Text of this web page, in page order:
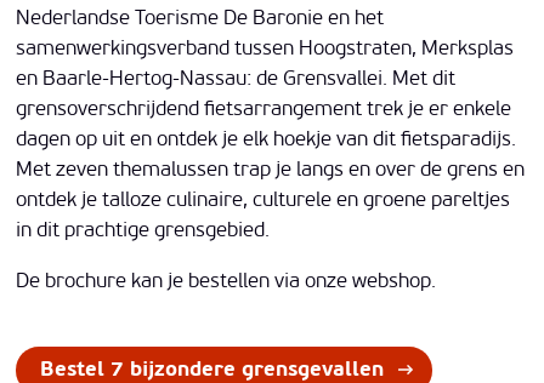
Nederlandse Toerisme De Baronie en het
samenwerkingsverband tussen Hoogstraten, Merksplas
en Baarle-Hertog-Nassau: de Grensvallei. Met dit
grensoverschrijdend fietsarrangement trek je er enkele
dagen op uit en ontdek je elk hoekje van dit fietsparadijs.
Met zeven themalussen trap je langs en over de grens en
ontdek je talloze culinaire, culturele en groene pareltjes
in dit prachtige grensgebied.
De brochure kan je bestellen via onze webshop.
Bestel 7 bijzondere grensgevallen